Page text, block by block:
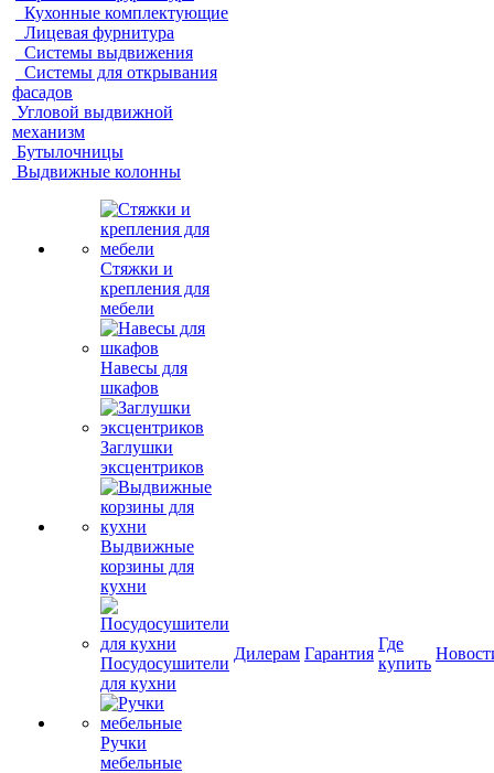
Кухонные комплектующие
Лицевая фурнитура
Системы выдвижения
Системы для открывания
фасадов
Угловой выдвижной
механизм
Бутылочницы
Выдвижные колонны
Стяжки и
крепления для
мебели
Навесы для
шкафов
Заглушки
эксцентриков
Выдвижные
корзины для
кухни
Посудосушители
для кухни
Ручки
мебельные
Дилерам Гарантия
Где
купить